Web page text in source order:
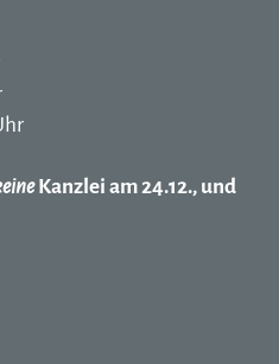
Kanzlei am 24.12., und